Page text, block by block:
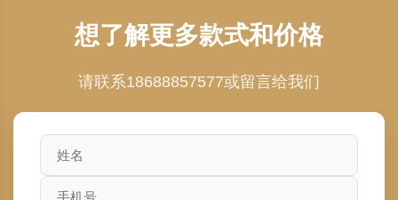
想了解更多款式和价格
请联系18688857577或留言给我们